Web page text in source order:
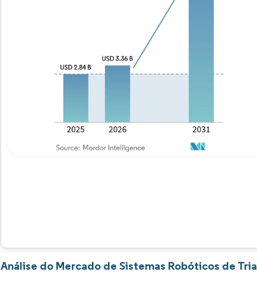
Imagem © Mordor Intelligence. O
Análise do Mercado de Sistemas Robóticos de